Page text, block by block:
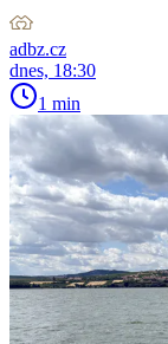
adbz.cz
dnes, 18:30
1 min